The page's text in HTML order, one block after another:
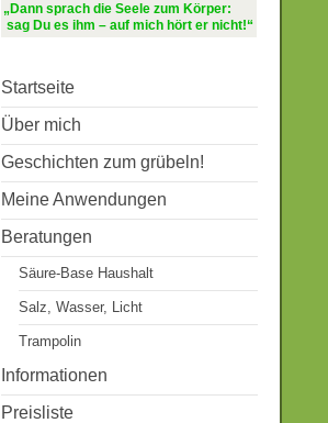
„Dann sprach die Seele zum Körper:
sag Du es ihm – auf mich hört er nicht!“
Startseite
Über mich
Geschichten zum grübeln!
Meine Anwendungen
Beratungen
Säure-Base Haushalt
Salz, Wasser, Licht
Trampolin
Informationen
Preisliste